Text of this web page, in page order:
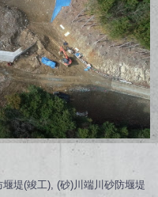
堰堤(竣工), (砂)川端川砂防堰堤